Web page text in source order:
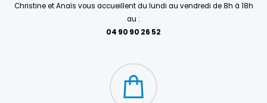
Christine et Anaïs vous accueillent du lundi au vendredi de 8h à 18h
au :
04 90 90 26 52